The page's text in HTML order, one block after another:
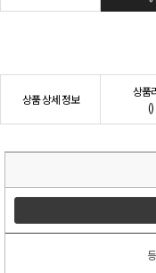
상품 상세 정보
상품
()